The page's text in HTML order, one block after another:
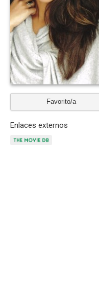
Favorito/a
Enlaces externos